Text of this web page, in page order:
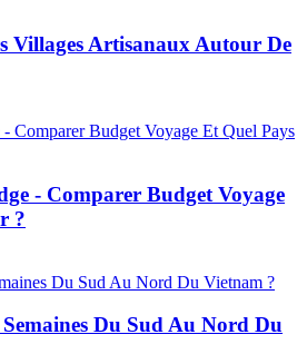
Villages Artisanaux Autour De
- Comparer Budget Voyage
?
Du Sud Au Nord Du